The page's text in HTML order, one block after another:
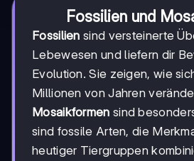
Fossilien und
Fossilien sind versteinerte
Lebewesen und liefern dir
Evolution. Sie zeigen, wie
Millionen von Jahren
Mosaikformen sind
sind fossile Arten, die
heutiger Tiergruppen